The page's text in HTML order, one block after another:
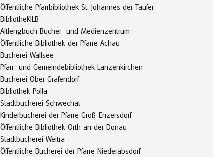
Öffentliche Pfarrbibliothek St. Johannes der Täufer
BibliotheKILB
Altlengbuch Bücher- und Medienzentrum
Öffentliche Bibliothek der Pfarre Achau
Bücherei Wallsee
Pfarr- und Gemeindebibliothek Lanzenkirchen
Bücherei Ober-Grafendorf
Bibliothek Pölla
Stadtbücherei Schwechat
Kinderbücherei der Pfarre Groß-Enzersdorf
Öffentliche Bibliothek Orth an der Donau
Stadtbücherei Weitra
Öffentliche Bücherei der Pfarre Niederabsdorf